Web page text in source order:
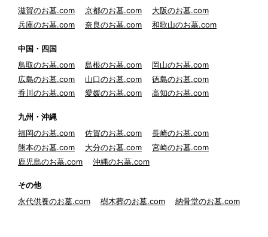
滋賀のお墓.com
京都のお墓.com
大阪のお墓.com
兵庫のお墓.com
奈良のお墓.com 和歌山のお墓.com
中国・四国
鳥取のお墓.com
島根のお墓.com
岡山のお墓.com
広島のお墓.com
山口のお墓.com
徳島のお墓.com
香川のお墓.com
愛媛のお墓.com 高知のお墓.com
九州・沖縄
福岡のお墓.com
佐賀のお墓.com
長崎のお墓.com
熊本のお墓.com
大分のお墓.com
宮崎のお墓.com
鹿児島のお墓.com
沖縄のお墓.com
その他
永代供養のお墓.com
樹木葬のお墓.com 納骨堂のお墓.com